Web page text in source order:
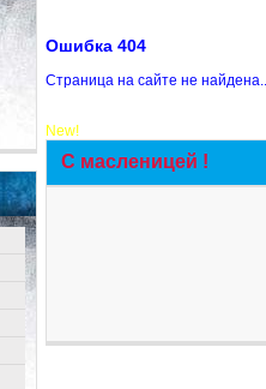
Ошибка 404
Страница на сайте не
New!
С масленицей !